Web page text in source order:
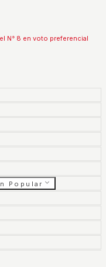
N° 8 en voto preferencial
Popular